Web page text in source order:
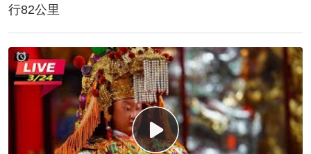
行82公里